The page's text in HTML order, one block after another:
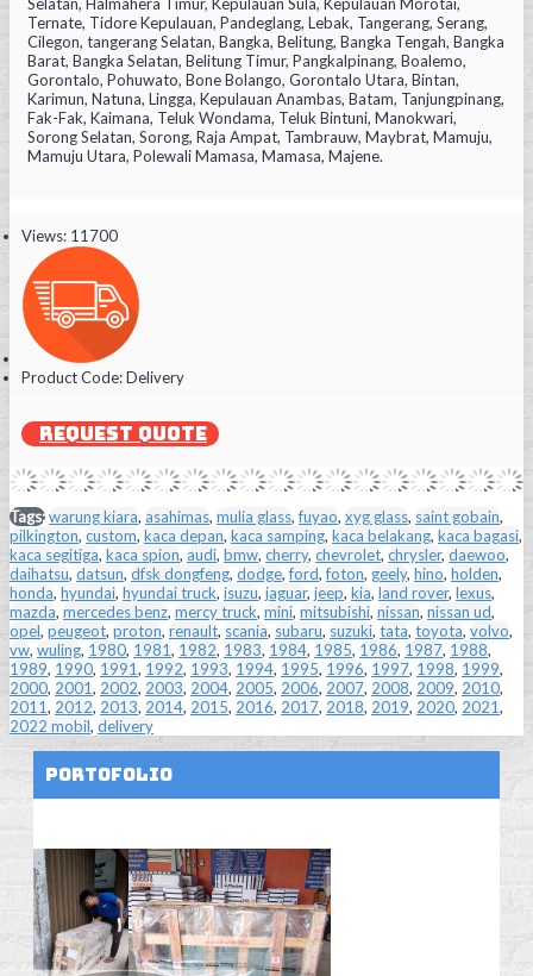
Ternate, Tidore Kepulauan, Pandeglang, Lebak, Tangerang, Serang,
Cilegon, tangerang Selatan, Bangka, Belitung, Bangka Tengah, Bangka
Barat, Bangka Selatan, Belitung Timur, Pangkalpinang, Boalemo,
Gorontalo, Pohuwato, Bone Bolango, Gorontalo Utara, Bintan,
Karimun, Natuna, Lingga, Kepulauan Anambas, Batam, Tanjungpinang,
Fak-Fak, Kaimana, Teluk Wondama, Teluk Bintuni, Manokwari,
Sorong Selatan, Sorong, Raja Ampat, Tambrauw, Maybrat, Mamuju,
Mamuju Utara, Polewali Mamasa, Mamasa, Majene.
Views: 11700
Product Code:Delivery
REQUEST QUOTE
Tags:warung kiara, asahimas, mulia glass,fuyao, xyg glass, saint gobain,
pilkington, custom, kaca depan, kaca samping, kaca belakang, kaca bagasi,
kaca segitiga, kaca spion, audi, bmw, cherry, chevrolet, chrysler, daewoo,
daihatsu, datsun, dfsk dongfeng, dodge,ford,foton, geely, hino, holden,
honda, hyundai, hyundai truck, isuzu, jaguar, jeep, kia, land rover, lexus,
mazda, mercedes benz, mercy truck, mini, mitsubishi, nissan, nissan ud,
opel, peugeot, proton, renault, scania, subaru, suzuki, tata, toyota, volvo,
vw, wuling, 1980, 1981, 1982, 1983, 1984, 1985, 1986, 1987, 1988,
1989, 1990, 1991, 1992, 1993, 1994, 1995, 1996, 1997, 1998, 1999,
2000, 2001, 2002, 2003, 2004, 2005, 2006, 2007, 2008, 2009, 2010,
2011, 2012, 2013, 2014, 2015, 2016, 2017, 2018, 2019, 2020, 2021,
2022 mobil, delivery
Portofolio